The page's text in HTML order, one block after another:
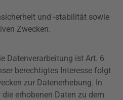
und -stabilität sowie
Zwecken.
Datenverarbeitung ist Art. 6
berechtigtes Interesse folgt
zur Datenerhebung. In
erhobenen Daten zu dem